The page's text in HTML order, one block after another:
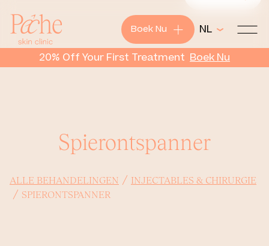
20% Off Your First Treatment BoekNu
Pêche Boek Nu + NL
Spierontspanner
ALLE BEHANDELINGEN
INJECTABLES & CHIRURGIE
SPIERONTSPANNER